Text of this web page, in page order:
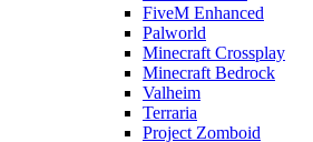
FiveM Enhanced
Palworld
Minecraft Crossplay
Minecraft Bedrock
Valheim
Terraria
Project Zomboid